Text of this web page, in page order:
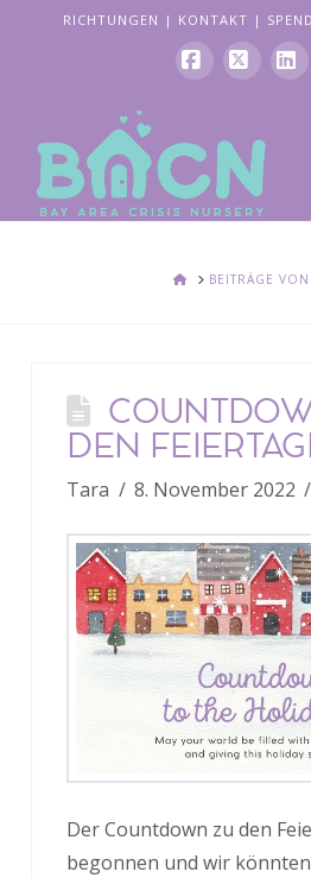
RICHTUNGEN | KONTAKT |
HEIMBEITRÄGE VON
DEN
Tara 8. November 2022
Der Countdown zu den
begonnen und wir